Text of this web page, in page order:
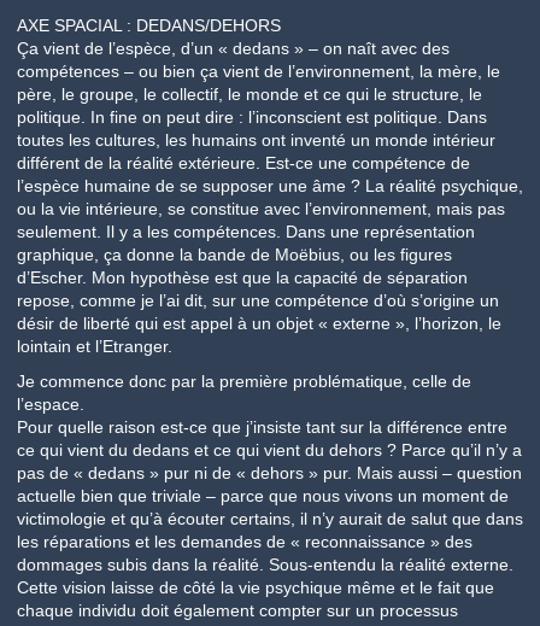
AXE SPACIAL : DEDANS/DEHORS
Ça vient de l’espèce, d’un « dedans » – on naît avec des
compétences – ou bien ça vient de l’environnement, la mère, le
père, le groupe, le collectif, le monde et ce qui le structure, le
politique. In fine on peut dire : l’inconscient est politique. Dans
toutes les cultures, les humains ont inventé un monde intérieur
différent de la réalité extérieure. Est-ce une compétence de
l’espèce humaine de se supposer une âme ? La réalité psychique,
ou la vie intérieure, se constitue avec l’environnement, mais pas
seulement. Il y a les compétences. Dans une représentation
graphique, ça donne la bande de Moëbius, ou les figures
d’Escher. Mon hypothèse est que la capacité de séparation
repose, comme je l’ai dit, sur une compétence d’où s’origine un
désir de liberté qui est appel à un objet « externe », l’horizon, le
lointain et l’Etranger.
Je commence donc par la première problématique, celle de
l’espace.
Pour quelle raison est-ce que j’insiste tant sur la différence entre
ce qui vient du dedans et ce qui vient du dehors ? Parce qu’il n’y a
pas de « dedans » pur ni de « dehors » pur. Mais aussi – question
actuelle bien que triviale – parce que nous vivons un moment de
victimologie et qu’à écouter certains, il n’y aurait de salut que dans
les réparations et les demandes de « reconnaissance » des
dommages subis dans la réalité. Sous-entendu la réalité externe.
Cette vision laisse de côté la vie psychique même et le fait que
chaque individu doit également compter sur un processus